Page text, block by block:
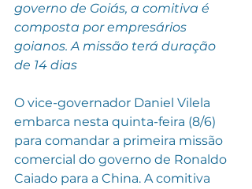
governo de Goiás, a comitiva é
composta por empresários
goianos. A missão terá duração
de 14 dias
O vice-governador Daniel Vilela
embarca nesta quinta-feira (8/6)
para comandar a primeira missão
comercial do governo de Ronaldo
Caiado para a China. A comitiva